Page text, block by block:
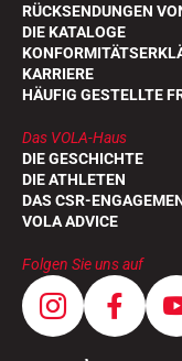
RÜCKSENDUNGEN
DIE KATALOGE
KARRIERE
HÄUFIG GESTELLTE
Das VOLA-Haus
DIE GESCHICHTE
DIE ATHLETEN
DAS CSR-
VOLA ADVICE
Folgen Sie uns auf